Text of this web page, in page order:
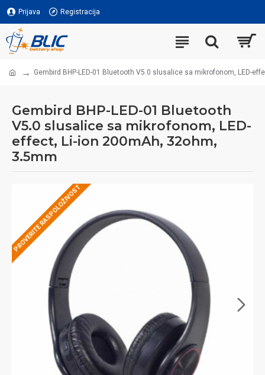
Prijava Registracija
Gembird BHP-LED-01 Bluetooth V5.0 slusalice sa mikrofonom, LED-
Gembird BHP-LED-01 Bluetooth
V5.0 slusalice sa mikrofonom, LED-
effect, Li-ion 200mAh, 32ohm,
3.5mm
PROVERITE RASPOLOŽIVOST